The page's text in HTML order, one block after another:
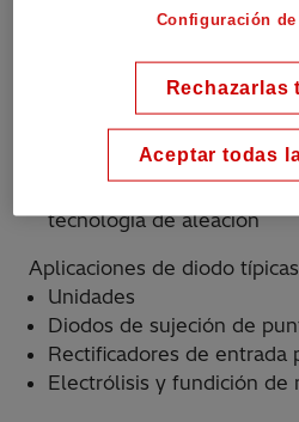
175 A a 13500 A
200 V a 8500 V
tecnología de aleación
Aplicaciones de diodo
Unidades
Diodos de sujeción de
Rectificadores de entrada
Electrólisis y fundición de
Configuración
Rechazarlas
Aceptar todas